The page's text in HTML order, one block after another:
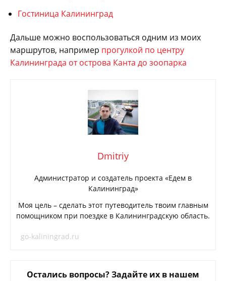
Гостиница Калининград
Дальше можно воспользоваться одним из моих
маршрутов, например прогулкой по центру
Калининграда от острова Канта до зоопарка
Dmitriy
Администратор и создатель проекта «Едем в
Калининград»
Моя цель – сделать этот путеводитель твоим главным
помощником при поездке в Калининградскую область.
go-kaliningrad.ru
Остались вопросы? Задайте их в нашем